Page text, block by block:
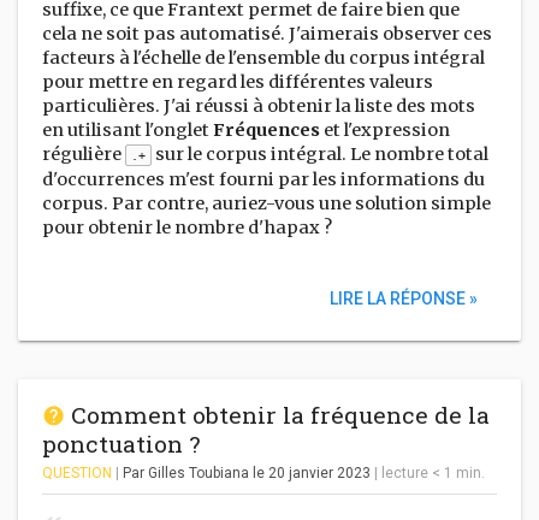
suffixe, ce que Frantext permet de faire bien que
cela ne soit pas automatisé. J'aimerais observer ces
facteurs à l'échelle de l'ensemble du corpus intégral
pour mettre en regard les différentes valeurs
particulières. J'ai réussi à obtenir la liste des mots
en utilisant l'ongletFréquences et l'expression
régulière
.+
sur le corpus intégral. Le nombre total
d'occurrences m'est fourni par les informations du
corpus. Par contre, auriez-vous une solution simple
pour obtenir le nombre d'hapax ?
LIRE LA RÉPONSE »
Comment obtenir la fréquence de la
ponctuation ?
QUESTION Par Gilles Toubiana le 20 janvier 2023 lecture < 1 min.